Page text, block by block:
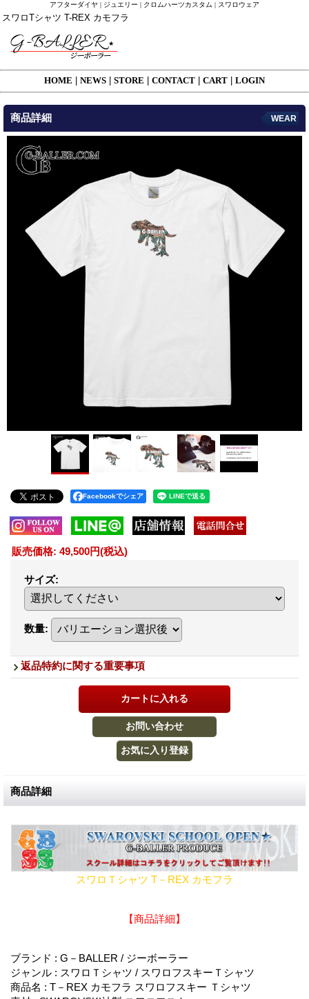
アフターダイヤ | ジュエリー | クロムハーツカスタム | スワロウェア
スワロTシャツ T-REX カモフラ
HOME NEWS STORE CONTACT CART LOGIN
商品詳細 WEAR
Facebookでシェア
販売価格: 49,500円(税込)
サイズ:
数量:
返品特約に関する重要事項
商品詳細
スワロＴシャツ T－REX カモフラ
【商品詳細】
ブランド : G－BALLER / ジーボーラー
ジャンル : スワロＴシャツ / スワロフスキーＴシャツ
商品名 : T－REX カモフラ スワロフスキー Ｔシャツ